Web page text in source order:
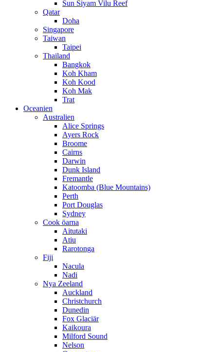
Sun Siyam Vilu Reef
Qatar
Doha
Singapore
Taiwan
Taipei
Thailand
Bangkok
Koh Kham
Koh Kood
Koh Mak
Trat
Oceanien
Australien
Alice Springs
Ayers Rock
Broome
Cairns
Darwin
Dunk Island
Fremantle
Katoomba (Blue Mountains)
Perth
Port Douglas
Sydney
Cook öarna
Aitutaki
Atiu
Rarotonga
Fiji
Nacula
Nadi
Nya Zeeland
Auckland
Christchurch
Dunedin
Fox Glaciär
Kaikoura
Milford Sound
Nelson